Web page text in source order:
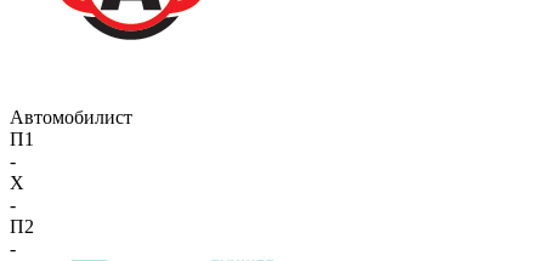
Автомобилист
П1
-
X
-
П2
-